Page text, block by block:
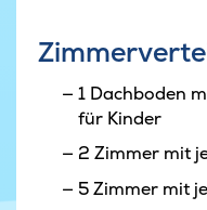
1 Dachboden
für Kinder
2 Zimmer mit
5 Zimmer mit